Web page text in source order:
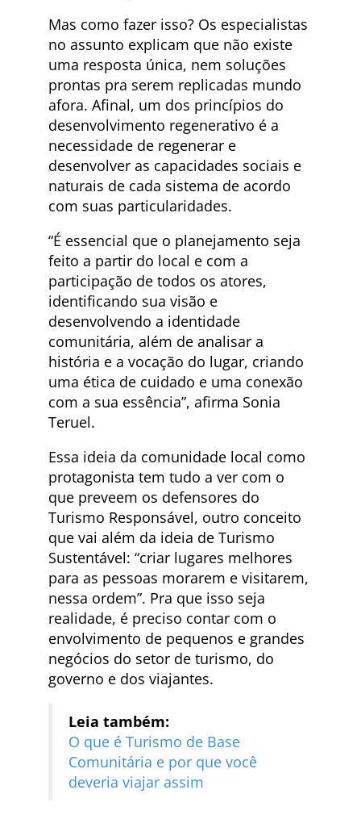
Mas como fazer isso? Os especialistas
no assunto explicam que não existe
uma resposta única, nem soluções
prontas pra serem replicadas mundo
afora. Afinal, um dos princípios do
desenvolvimento regenerativo é a
necessidade de regenerar e
desenvolver as capacidades sociais e
naturais de cada sistema de acordo
com suas particularidades.
“É essencial que o planejamento seja
feito a partir do local e com a
participação de todos os atores,
identificando sua visão e
desenvolvendo a identidade
comunitária, além de analisar a
história e a vocação do lugar, criando
uma ética de cuidado e uma conexão
com a sua essência”, afirma Sonia
Teruel.
Essa ideia da comunidade local como
protagonista tem tudo a ver com o
que preveem os defensores do
Turismo Responsável, outro conceito
que vai além da ideia de Turismo
Sustentável: “criar lugares melhores
para as pessoas morarem e visitarem,
nessa ordem”. Pra que isso seja
realidade, é preciso contar com o
envolvimento de pequenos e grandes
negócios do setor de turismo, do
governo e dos viajantes.
Leia também:
O que é Turismo de Base
Comunitária e por que você
deveria viajar assim